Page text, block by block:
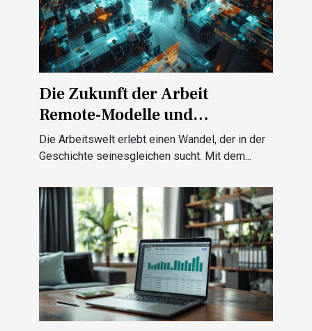
Die Zukunft der Arbeit
Remote-Modelle und
wirtschaftliche Auswirkungen
Die Arbeitswelt erlebt einen Wandel, der in der
Geschichte seinesgleichen sucht. Mit dem...